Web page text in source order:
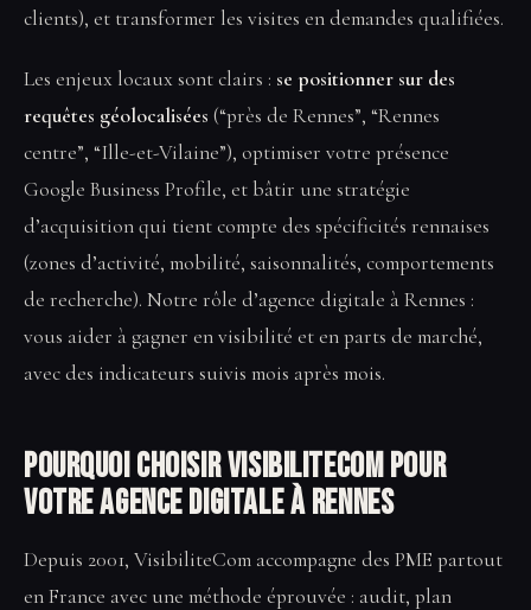
clients), et transformer les visites en demandes qualifiées.
Les enjeux locaux sont clairs : se positionner sur des
requêtes géolocalisées (“près de Rennes”, “Rennes
centre”, “Ille-et-Vilaine”), optimiser votre présence
Google Business Profile, et bâtir une stratégie
d’acquisition qui tient compte des spécificités rennaises
(zones d’activité, mobilité, saisonnalités, comportements
de recherche). Notre rôle d’agence digitale à Rennes :
vous aider à gagner en visibilité et en parts de marché,
avec des indicateurs suivis mois après mois.
Pourquoi choisir VisibiliteCom pour
votre Agence digitale à Rennes
Depuis 2001, VisibiliteCom accompagne des PME partout
en France avec une méthode éprouvée : audit, plan